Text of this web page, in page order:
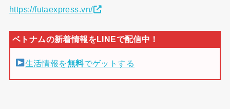
https://futaexpress.vn/
生活情報を無料でゲットする